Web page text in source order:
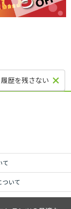
履歴を残さない
て
ついて